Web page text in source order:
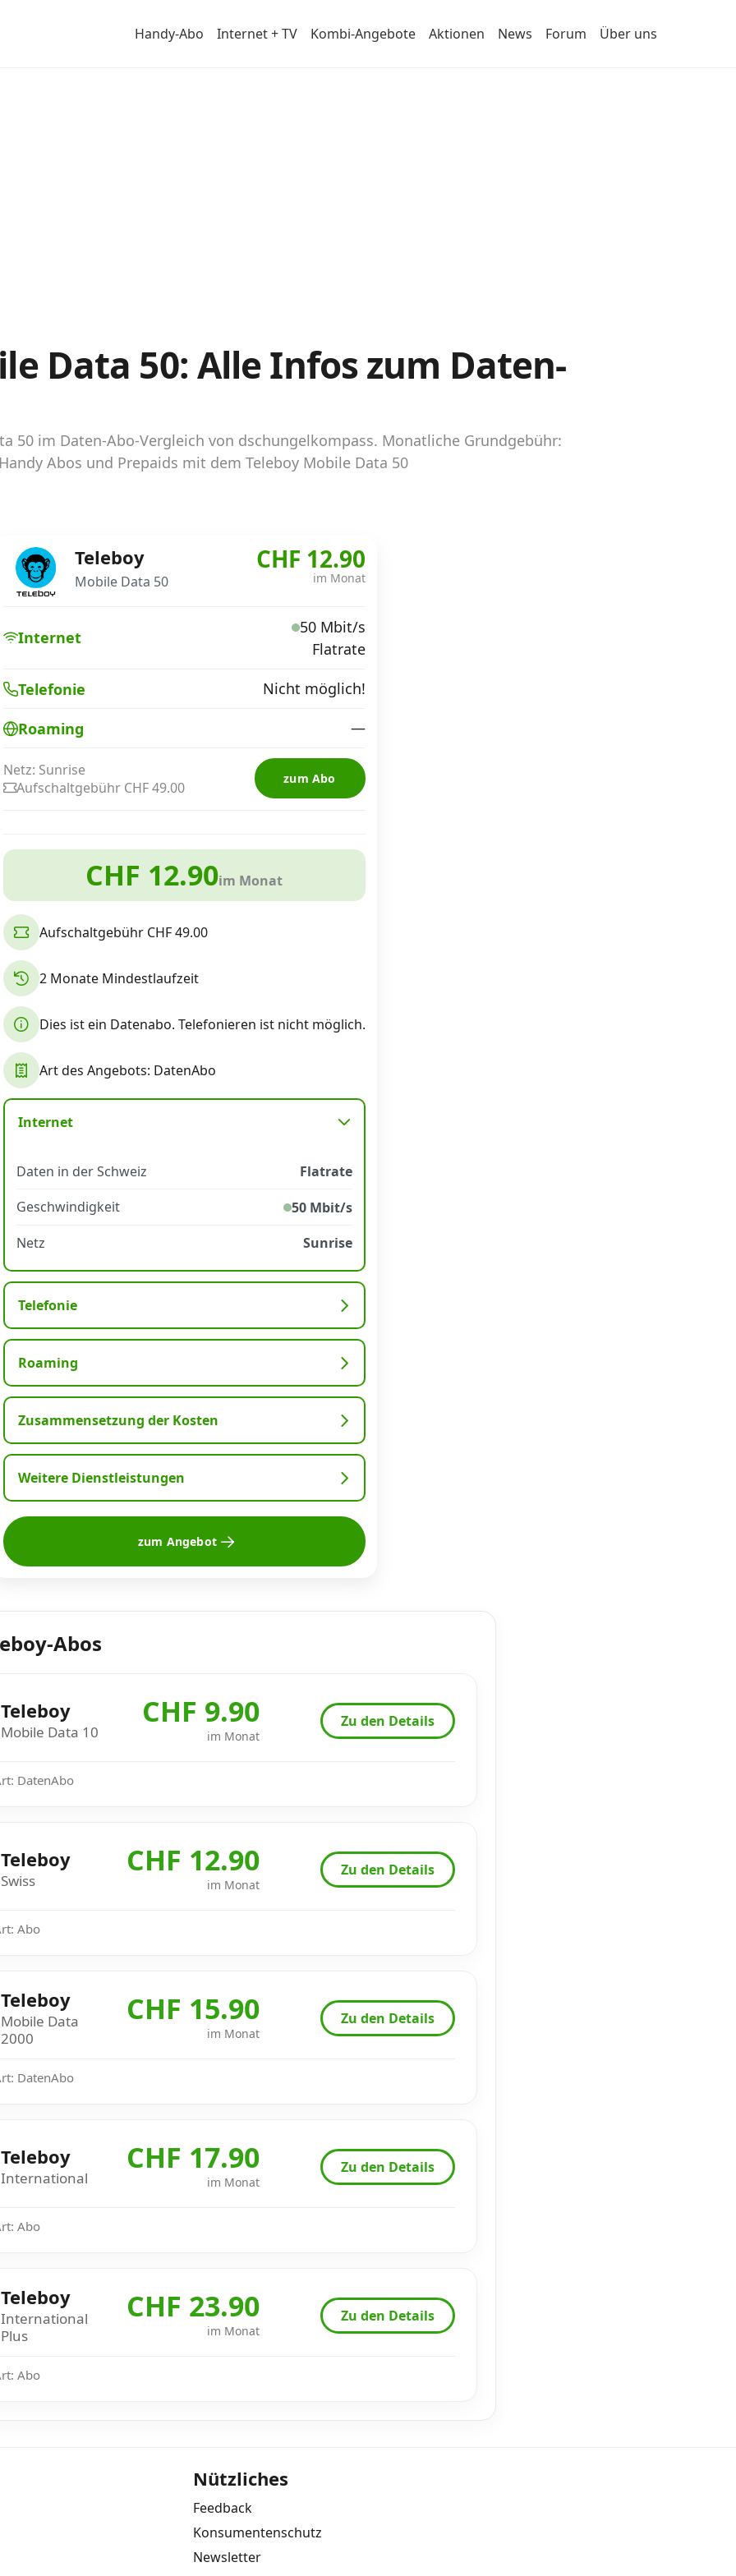
Handy-Abo Internet + TV Kombi-Angebote Aktionen News Forum Über uns
Data 50: Alle Infos zum Daten-
50 im Daten-Abo-Vergleich von dschungelkompass. Monatliche Grundgebühr:
Abos und Prepaids mit dem Teleboy Mobile Data 50
Teleboy
Mobile Data 50
CHF 12.90
im Monat
Internet
50 Mbit/s
Flatrate
Telefonie Nicht möglich!
Roaming —
Netz: Sunrise
Aufschaltgebühr CHF 49.00
zum Abo
CHF 12.90im Monat
Aufschaltgebühr CHF 49.00
2 Monate Mindestlaufzeit
Dies ist ein Datenabo. Telefonieren ist nicht möglich.
Art des Angebots: DatenAbo
Internet
Daten in der Schweiz
Flatrate
Geschwindigkeit
50 Mbit/s
Netz
Sunrise
Telefonie
Roaming
Zusammensetzung der Kosten
Weitere Dienstleistungen
zum Angebot
Abos
Teleboy
Mobile Data 10
CHF 9.90
im Monat
Zu den Details
DatenAbo
Teleboy
Swiss
CHF 12.90
im Monat
Zu den Details
Abo
Teleboy
Mobile Data
2000
CHF 15.90
im Monat
Zu den Details
DatenAbo
Teleboy
International
CHF 17.90
im Monat
Zu den Details
Abo
Teleboy
International
Plus
CHF 23.90
im Monat
Zu den Details
Abo
Nützliches
Feedback
Konsumentenschutz
Newsletter